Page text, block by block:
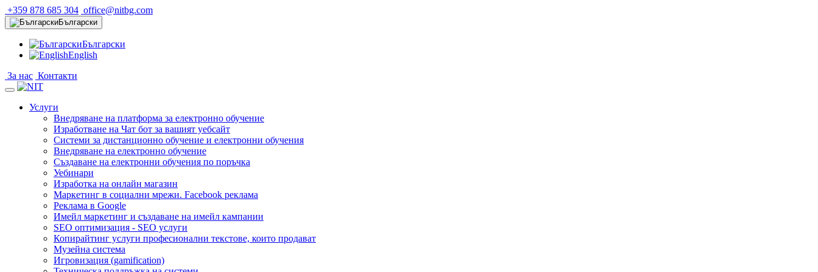
+359 878 685 304 office@nitbg.com
Български
Български
English
За нас Контакти
Услуги
Внедряване на платформа за електронно обучение
Изработване на Чат бот за вашият уебсайт
Системи за дистанционно обучение и електронни обучения
Внедряване на електронно обучение
Създаване на електронни обучения по поръчка
Уебинари
Изработка на онлайн магазин
Маркетинг в социални мрежи. Facebook реклама
Реклама в Google
Имейл маркетинг и създаване на имейл кампании
SEO оптимизация - SEO услуги
Копирайтинг услуги професионални текстове, които продават
Музейна система
Игровизация (gamification)